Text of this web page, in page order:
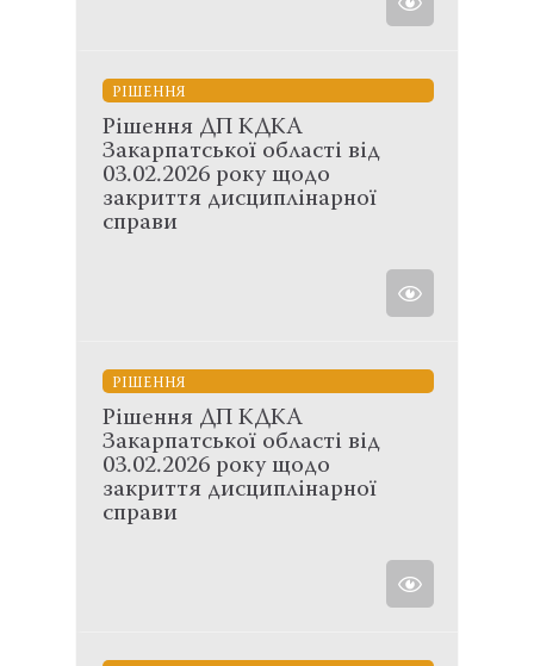
РІШЕННЯ
Рішення ДП КДКА
Закарпатської області від
03.02.2026 року щодо
закриття дисциплінарної
справи
РІШЕННЯ
Рішення ДП КДКА
Закарпатської області від
03.02.2026 року щодо
закриття дисциплінарної
справи